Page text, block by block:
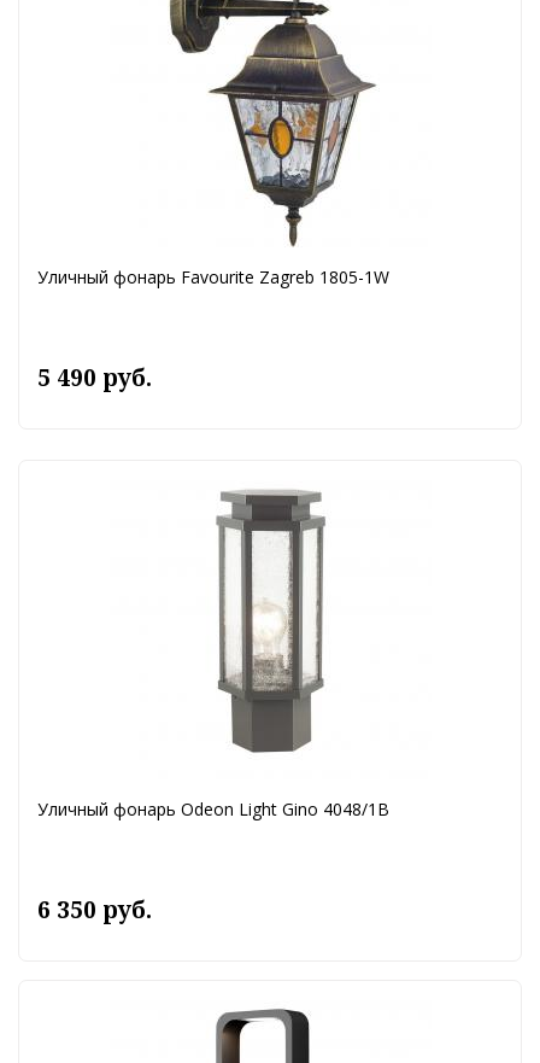
Уличный фонарь Favourite Zagreb 1805-1W
5 490 руб.
Уличный фонарь Odeon Light Gino 4048/1B
6 350 руб.